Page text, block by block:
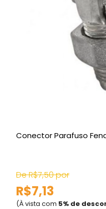
Conector Parafuso
De R$7,50 por
R$7,13
(À vista com 5% de